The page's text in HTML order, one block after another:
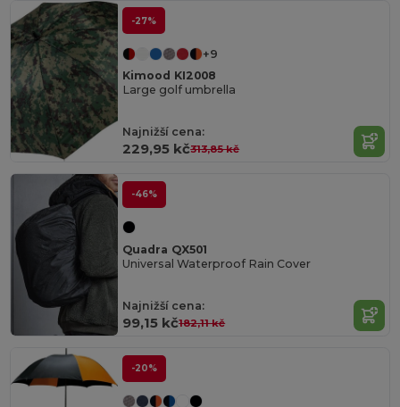
-27%
+9
Kimood KI2008
Large golf umbrella
Najnižší cena:
229,95 kč313,85 kč
-46%
Quadra QX501
Universal Waterproof Rain Cover
Najnižší cena:
99,15 kč182,11 kč
-20%